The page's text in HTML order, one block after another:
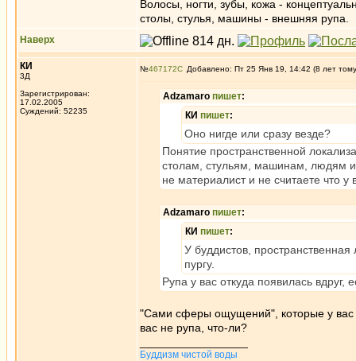
Волосы, ногти, зубы, кожа -
столы, стулья, машины - внешняя рупа.
Наверх
КИ
3Д
Зарегистрирован:
17.02.2005
Суждений: 52235
№467172 Добавлено: Пт 25 Янв 19, 14:42 (8 лет
Adzamaro пишет:
КИ пишет:
Оно нигде или сразу везде?
Понятие пространственной
столам, стульям, машинам, людям
не материалист и не считаете что
Adzamaro пишет:
КИ пишет:
У буддистов,
пургу.
Рупа у вас откуда появилась
"Сами сферы ощущений", которые у вас
вас не рупа, что-ли?
Буддизм чистой воды